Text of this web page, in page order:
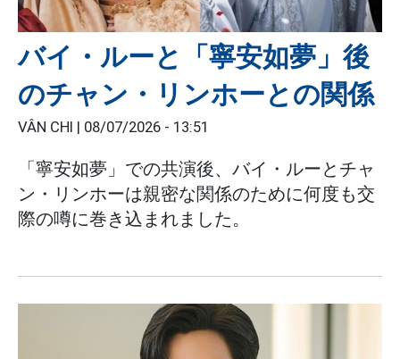
バイ・ルーと「寧安如夢」後
のチャン・リンホーとの関係
VÂN CHI | 08/07/2026 - 13:51
「寧安如夢」での共演後、バイ・ルーとチャ
ン・リンホーは親密な関係のために何度も交
際の噂に巻き込まれました。